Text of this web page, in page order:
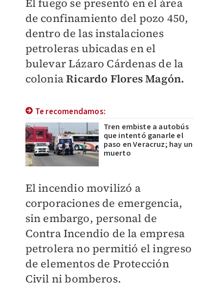
El fuego se presentó en el área
de confinamiento del pozo 450,
dentro de las instalaciones
petroleras ubicadas en el
bulevar Lázaro Cárdenas de la
coloniaRicardo Flores Magón.
Te recomendamos:
Tren embiste a autobús
que intentó ganarle el
paso en Veracruz; hay un
muerto
El incendio movilizó a
corporaciones de emergencia,
sin embargo, personal de
Contra Incendio de la empresa
petrolera no permitió el ingreso
de elementos de Protección
Civil ni bomberos.